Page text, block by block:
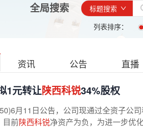
全局搜索
标题搜索
列表排序：
资讯 公告 直播
1元转让陕西科锐34%股权
月11日公告，公司现通过全资子公
目前陕西科锐净资产为负，为进一步优